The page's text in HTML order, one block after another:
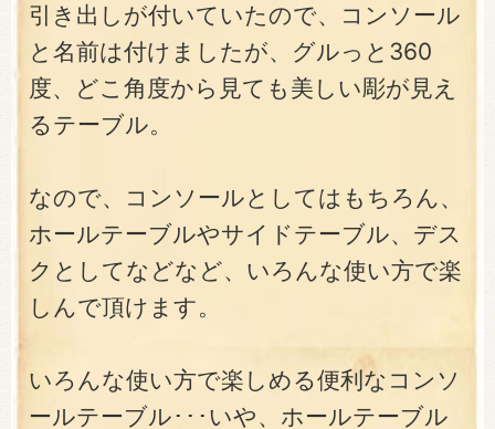
引き出しが付いていたので、コンソール
と名前は付けましたが、グルっと360
度、どこ角度から見ても美しい彫が見え
るテーブル。
なので、コンソールとしてはもちろん、
ホールテーブルやサイドテーブル、デス
クとしてなどなど、いろんな使い方で楽
しんで頂けます。
いろんな使い方で楽しめる便利なコンソ
ールテーブル･･･いや、ホールテーブル